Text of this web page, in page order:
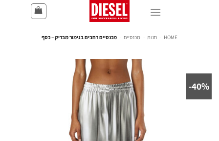
HOME
- חנות - מכנסיים - מכנסיים רחבים בגימור מבריק – כסף
40%-